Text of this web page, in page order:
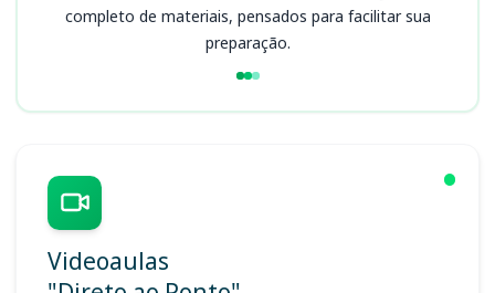
completo de materiais, pensados para facilitar sua
preparação.
Videoaulas